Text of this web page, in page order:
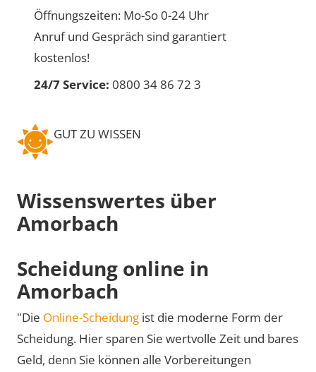
Öffnungszeiten: Mo-So 0-24 Uhr
Anruf und Gespräch sind garantiert
kostenlos!
24/7 Service: 0800 34 86 72 3
GUT ZU WISSEN
Wissenswertes über
Amorbach
Scheidung online in
Amorbach
"Die Online-Scheidung ist die moderne Form der
Scheidung. Hier sparen Sie wertvolle Zeit und bares
Geld, denn Sie können alle Vorbereitungen